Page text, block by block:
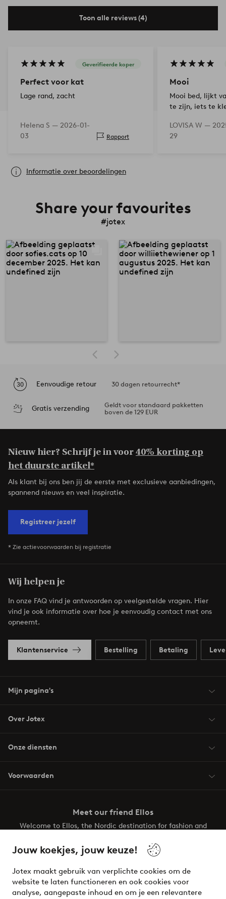
Jouw koekjes, jouw keuze!
Jotex maakt gebruik van verplichte cookies om de
website te laten functioneren en ook cookies voor
analyse, aangepaste inhoud en om je een relevantere
Toon alle reviews (4)
Geverifieerde koper
Perfect voor kat
Lage rand, zacht
Helena S — 2026-01-
03
Rapport
Mooi
Mooi bed, lijkt
te zijn, iets te
interesse
nog steeds een
LOVISA W —
29
Informatie over beoordelingen
Share your favourites
#jotex
Eenvoudige retour 30 dagen retourrecht*
Gratis verzending
Geldt voor standaard pakketten
boven de 129 EUR
Nieuw hier? Schrijf je in voor40% korting op
het duurste artikel*
Als klant bij ons ben jij de eerste met exclusieve aanbiedingen,
spannend nieuws en veel inspiratie.
Registreer jezelf
* Zie actievoorwaarden bij registratie
Wij helpen je
In onze FAQ vind je antwoorden op veelgestelde vragen. Hier
vind je ook informatie over hoe je eenvoudig contact met ons
opneemt.
Klantenservice Bestelling Betaling
Mijn pagina's
Over Jotex
Onze diensten
Voorwaarden
Meet our friend Ellos
Welcome to Ellos, the Nordic destination for fashion and
your wardrobe. Your next inspiring look is here!